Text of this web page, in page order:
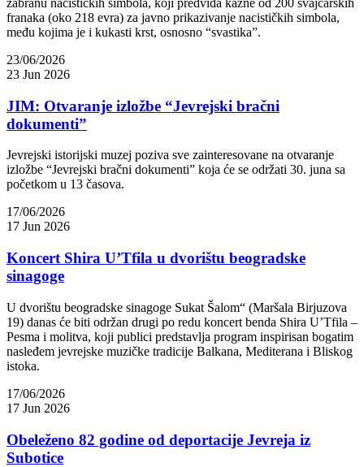
zabranu nacističkih simbola, koji predviđa kazne od 200 švajcarskih
franaka (oko 218 evra) za javno prikazivanje nacističkih simbola,
među kojima je i kukasti krst, osnosno “svastika”.
23/06/2026
23 Jun 2026
JIM: Otvaranje izložbe “Jevrejski bračni
dokumenti”
Jevrejski istorijski muzej poziva sve zainteresovane na otvaranje
izložbe “Jevrejski bračni dokumenti” koja će se održati 30. juna sa
početkom u 13 časova.
17/06/2026
17 Jun 2026
Koncert Shira U’Tfila u dvorištu beogradske
sinagoge
U dvorištu beogradske sinagoge Sukat Šalom“ (Maršala Birjuzova
19) danas će biti održan drugi po redu koncert benda Shira U’Tfila –
Pesma i molitva, koji publici predstavlja program inspirisan bogatim
nasleđem jevrejske muzičke tradicije Balkana, Mediterana i Bliskog
istoka.
17/06/2026
17 Jun 2026
Obeleženo 82 godine od deportacije Jevreja iz
Subotice